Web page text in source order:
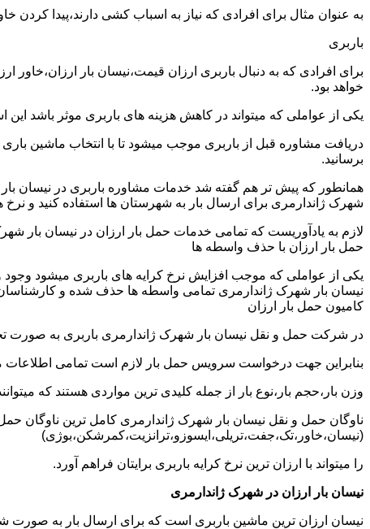
به عنوان مثال برای افرادی که نیاز به اسباب کشی دارند،پیدا
باربری
برای افرادی که به دنبال باربری ارزان قیمت،نیسان بار
خواهد بود.
یکی از عواملی که میتواند در کاهش هزینه های باربری موثر باشد
دریافت مشاوره قبل از باربری موجب میشود تا با انتخاب ماشین
برسانید.
همانطور که پیش تر هم گفته شد خدمات مشاوره باربری در نیسان بار
شهرک ژاندارمری برای ارسال بار به شهرستان ها استفاده کنید و نرخ
لازم به یادآوریست که تمامی خدمات حمل بار ارزان در نیسان بار
حمل بار ارزان با حذف واسطه ها
یکی از عواملی که موجب افزایش نرخ کرایه های باربری میشود
نیسان بار شهرک ژاندارمری تمامی واسطه ها حذف شده و کارشناسان
کامیون حمل بار ارزان
در شرکت حمل و نقل نیسان بار شهرک ژاندارمری باربری به صورت
بنابراین جهت درخواست سرویس حمل بار لازم است تمامی اطلاعات
وزن بار،حجم بار،نوع بار از جمله کلیدی ترین مواردی هستند که
ناوگان حمل و نقل نیسان بار شهرک ژاندارمری کامل ترین ناوگان
(نیسان،خاور،تک،جفت،تریلی،ایسوزو،ترانزیت،کمرشکن،بوژی)
را میتواند با ارزان ترین نرخ کرایه باربری برایتان فراهم آورد.
نیسان بار ارزان در شهرک ژاندارمری
نیسان ارزان ترین ماشین باربری است که برای ارسال بار به صورت